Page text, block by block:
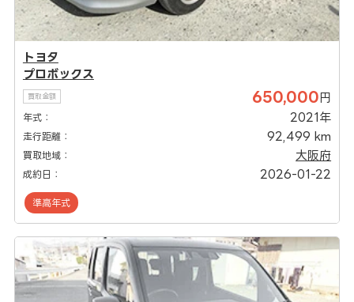
トヨタ
プロボックス
買取金額 650,000 円
年式： 2021年
走行距離： 92,499 km
買取地域： 大阪府
成約日： 2026-01-22
準高年式